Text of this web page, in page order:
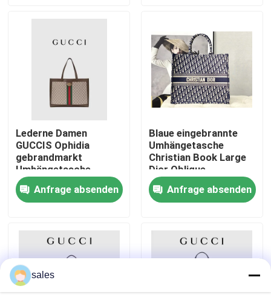
Fabrik-Ausflug
Qualitätskontrolle
Treten Sie mit uns in Verbindung
Fälle
Lederne Damen
GUCCIS Ophidia
gebrandmarkt
Umhängetasche-
Einkaufstotalisator
Anfrage absenden
Blaue eingebrannte
Umhängetasche
Christian Book Large
Dior Oblique
Embroidery Canvas
NavysAnfrage absenden
sales